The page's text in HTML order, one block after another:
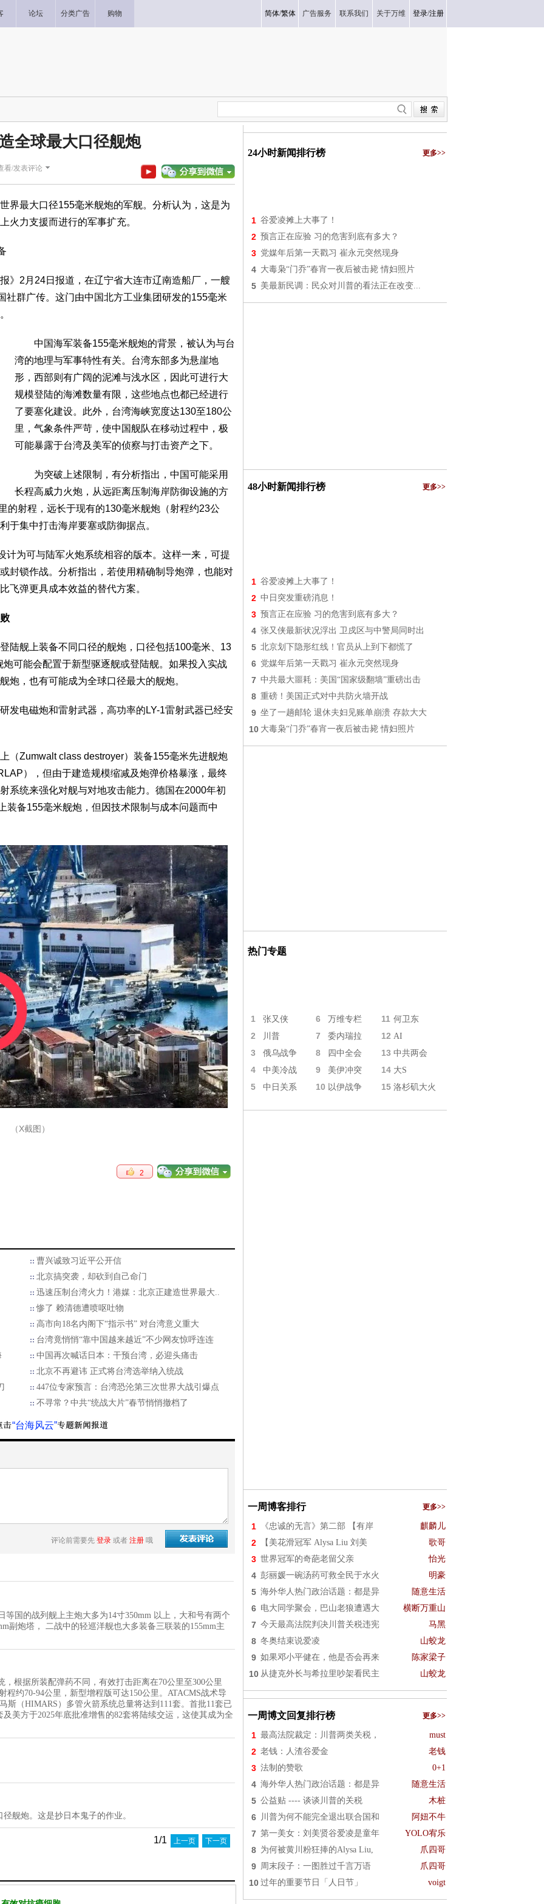
论坛 分类广告 购物 简体/繁体 广告服务 联系我们 关于万维 登录/注册
全球最大口径舰炮
看/发表评论
最大口径155毫米舰炮的军舰。分析认为，这是为
火力支援而进行的军事扩充。
2月24日报道，在辽宁省大连市辽南造船厂，一艘
社群广传。这门由中国北方工业集团研发的155毫米
中国海军装备155毫米舰炮的背景，被认为与台
湾的地理与军事特性有关。台湾东部多为悬崖地
形，西部则有广阔的泥滩与浅水区，因此可进行大
规模登陆的海滩数量有限，这些地点也都已经进行
了要塞化建设。此外，台湾海峡宽度达130至180公
里，气象条件严苛，使中国舰队在移动过程中，极
可能暴露于台湾及美军的侦察与打击资产之下。
为突破上述限制，有分析指出，中国可能采用
长程高威力火炮，从远距离压制海岸防御设施的方
的射程，远长于现有的130毫米舰炮（射程约23公
于集中打击海岸要塞或防御据点。
可与陆军火炮系统相容的版本。这样一来，可提
封锁作战。分析指出，若使用精确制导炮弹，也能对
飞弹更具成本效益的替代方案。
舰上装备不同口径的舰炮，口径包括100毫米、13
可能会配置于新型驱逐舰或登陆舰。如果投入实战
炮，也有可能成为全球口径最大的舰炮。
电磁炮和雷射武器，高功率的LY-1雷射武器已经安
Zumwalt class destroyer）装备155毫米先进舰炮
），但由于建造规模缩减及炮弹价格暴涨，最终
系统来强化对舰与对地攻击能力。德国在2000年初
装备155毫米舰炮，但因技术限制与成本问题而中
（X截图）
2
曹兴诚致习近平公开信
北京搞突袭，却砍到自己命门
迅速压制台湾火力！港媒：北京正建造世界最大..
惨了 赖清德遭喷呕吐物
高市向18名内阁下“指示书” 对台湾意义重大
台湾竟悄悄“靠中国越来越近”不少网友惊呼连连
中国再次喊话日本：干预台湾，必迎头痛击
北京不再避讳 正式将台湾选举纳入统战
447位专家预言：台湾恐沦第三次世界大战引爆点
不寻常？中共“统战大片”春节悄悄撤档了
“台海风云”
评论前需要先 登录 或者 注册 哦
国的战列舰上主炮大多为14寸350mm 以上，大和号有两个
副炮塔， 二战中的轻巡洋舰也大多装备三联装的155mm主
根据所装配弹药不同，有效打击距离在70公里至300公里
约70-94公里，新型增程版可达150公里。ATACMS战术导
斯（HIMARS）多管火箭系统总量将达到111套。首批11套已
美方于2025年底批准增售的82套将陆续交运，这使其成为全
舰炮。这是抄日本鬼子的作业。
1/1 上一页 下一页
24小时新闻排行榜 更多>>
1 谷爱凌摊上大事了！
2 预言正在应验 习的危害到底有多大？
3 党媒年后第一天戳习 崔永元突然现身
4 大毒枭“门乔”春宵一夜后被击毙 情妇照片
5 美最新民调：民众对川普的看法正在改变...
48小时新闻排行榜 更多>>
1 谷爱凌摊上大事了！
2 中日突发重磅消息！
3 预言正在应验 习的危害到底有多大？
4 张又侠最新状况浮出 卫戍区与中警局同时出
5 北京划下隐形红线！官员从上到下都慌了
6 党媒年后第一天戳习 崔永元突然现身
7 中共最大噩耗：美国“国家级翻墙”重磅出击
8 重磅！美国正式对中共防火墙开战
9 坐了一趟邮轮 退休夫妇见账单崩溃 存款大大
10 大毒枭“门乔”春宵一夜后被击毙 情妇照片
热门专题
1 张又侠 6 万维专栏 11 何卫东
2 川普 7 委内瑞拉 12 AI
3 俄乌战争 8 四中全会 13 中共两会
4 中美冷战 9 美伊冲突 14 大S
5 中日关系 10 以伊战争 15 洛杉矶大火
一周博客排行 更多>>
1 《忠诚的无言》第二部 【有岸 麒麟儿
2 【美花滑冠军 Alysa Liu 刘美 歌哥
3 世界冠军的奇葩老留父亲 怡光
4 彭丽媛一碗汤药可救全民于水火 明豪
5 海外华人热门政治话题：都是异 随意生活
6 电大同学聚会，巴山老狼遭遇大 横断万重山
7 今天最高法院判决川普关税违宪 马黑
8 冬奥结束说爱凌 山蛟龙
9 如果邓小平健在，他是否会再来 陈家梁子
10 从捷克外长与希拉里吵架看民主 山蛟龙
一周博文回复排行榜 更多>>
1 最高法院裁定：川普两类关税， must
2 老钱：人渣谷爱金 老钱
3 法制的赞歌 0+1
4 海外华人热门政治话题：都是异 随意生活
5 公益贴 ---- 谈谈川普的关税 木桩
6 川普为何不能完全退出联合国和 阿妞不牛
7 第一美女：刘美贤谷爱凌是童年 YOLO宥乐
8 为何被黄川粉狂捧的Alysa Liu, 爪四哥
9 周末段子：一图胜过千言万语 爪四哥
10 过年的重要节日「人日节」 voigt